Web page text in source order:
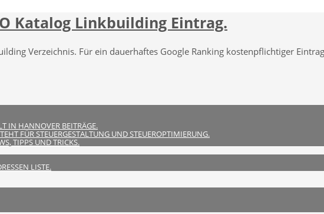
Katalog Linkbuilding Eintrag.
Verzeichnis. Für ein dauerhaftes Google Ranking kostenpflichtiger
IN HANNOVER BEITRÄGE.
FÜR STEUERGESTALTUNG UND STEUEROPTIMIERUNG.
TIPPS UND TRICKS.
LISTE.